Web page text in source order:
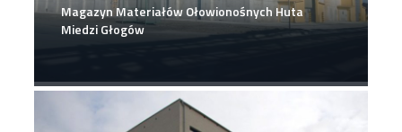
Magazyn Materiałów Ołowionośnych Huta
Miedzi Głogów